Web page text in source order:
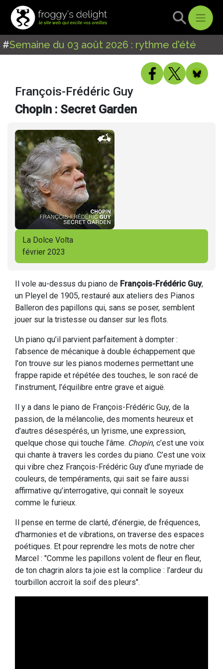
#Semaine du 03 août 2026 : rythme d'été
François-Frédéric Guy
Chopin : Secret Garden
La Dolce Volta
février 2023
Il vole au-dessus du piano de François-Frédéric Guy,
un Pleyel de 1905, restauré aux ateliers des Pianos
Balleron des papillons qui, sans se poser, semblent
jouer sur la tristesse ou danser sur les flots.
Un piano qu’il parvient parfaitement à dompter :
l’absence de mécanique à double échappement que
l'on trouve sur les pianos modernes permettant une
frappe rapide et répétée des touches, le son racé de
l’instrument, l’équilibre entre grave et aiguë.
Il y a dans le piano de François-Frédéric Guy, de la
passion, de la mélancolie, des moments heureux et
d’autres désespérés, un lyrisme, une expression,
quelque chose qui touche l’âme. Chopin, c’est une voix
qui chante à travers les cordes du piano. C’est une voix
qui vibre chez François-Frédéric Guy d’une myriade de
couleurs, de tempéraments, qui sait se faire aussi
affirmative qu’interrogative, qui connaît le soyeux
comme le furieux.
Il pense en terme de clarté, d’énergie, de fréquences,
d’harmonies et de vibrations, on traverse des espaces
poétiques. Et pour reprendre les mots de notre cher
Marcel : "Comme les papillons volent de fleur en fleur,
de ton chagrin alors ta joie est la complice : l’ardeur du
tourbillon accroit la soif des pleurs".